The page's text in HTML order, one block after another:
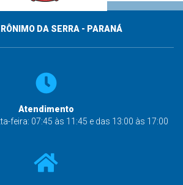
DA SERRA - PARANÁ
Atendimento
feira: 07:45 às 11:45 e das 13:00 às 17:00